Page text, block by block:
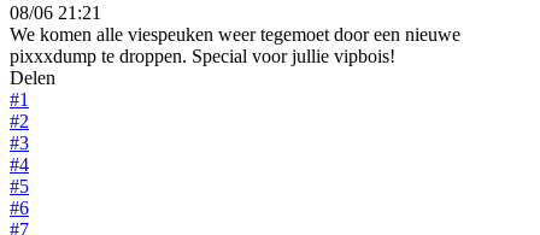
08/06 21:21
We komen alle viespeuken weer tegemoet door een nieuwe
pixxxdump te droppen. Special voor jullie vipbois!
Delen
#1
#2
#3
#4
#5
#6
#7